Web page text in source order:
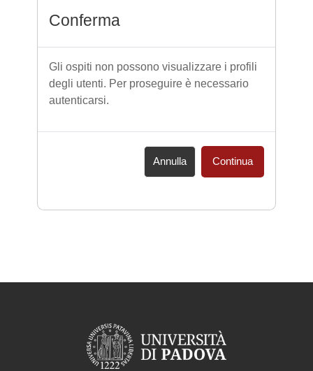
Conferma
Gli ospiti non possono visualizzare i profili
degli utenti. Per proseguire è necessario
autenticarsi.
Annulla Continua